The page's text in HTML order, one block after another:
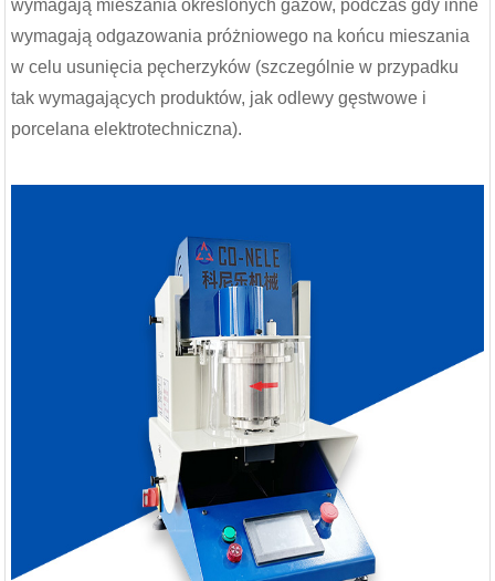
wymagają mieszania określonych gazów, podczas gdy inne
wymagają odgazowania próżniowego na końcu mieszania
w celu usunięcia pęcherzyków (szczególnie w przypadku
tak wymagających produktów, jak odlewy gęstwowe i
porcelana elektrotechniczna).